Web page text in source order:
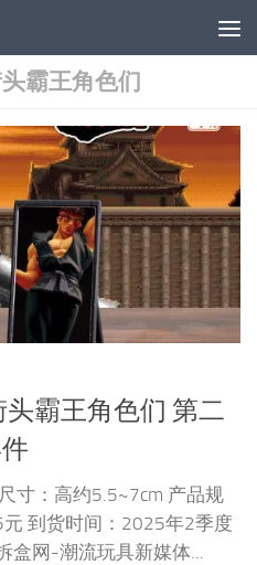
霸王角色们
头霸王角色们 第二
寸：高约5.5~7cm 产品规
到货时间：2025年2季度
盒网-潮流玩具新媒体...